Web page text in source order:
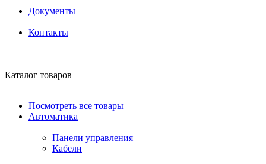
Документы
Контакты
Каталог товаров
Посмотреть все товары
Автоматика
Панели управления
Кабели